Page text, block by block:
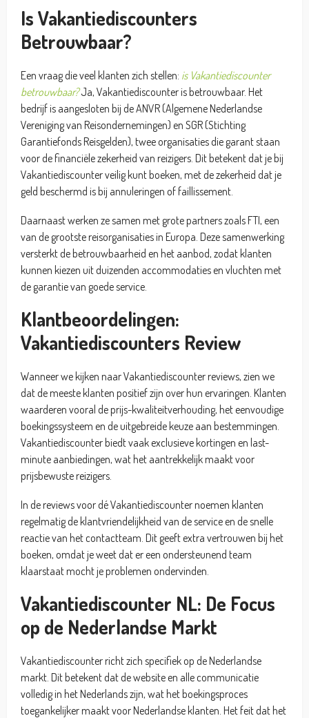
Is Vakantiediscounters
Betrouwbaar?
Een vraag die veel klanten zich stellen: is Vakantiediscounter
betrouwbaar?Ja, Vakantiediscounter is betrouwbaar. Het
bedrijf is aangesloten bij de ANVR (Algemene Nederlandse
Vereniging van Reisondernemingen) en SGR (Stichting
Garantiefonds Reisgelden), twee organisaties die garant staan
voor de financiële zekerheid van reizigers. Dit betekent dat je bij
Vakantiediscounter veilig kunt boeken, met de zekerheid dat je
geld beschermd is bij annuleringen of faillissement.
Daarnaast werken ze samen met grote partners zoals FTI, een
van de grootste reisorganisaties in Europa. Deze samenwerking
versterkt de betrouwbaarheid en het aanbod, zodat klanten
kunnen kiezen uit duizenden accommodaties en vluchten met
de garantie van goede service.
Klantbeoordelingen:
Vakantiediscounters Review
Wanneer we kijken naar Vakantiediscounter reviews, zien we
dat de meeste klanten positief zijn over hun ervaringen. Klanten
waarderen vooral de prijs-kwaliteitverhouding, het eenvoudige
boekingssysteem en de uitgebreide keuze aan bestemmingen.
Vakantiediscounter biedt vaak exclusieve kortingen en last-
minute aanbiedingen, wat het aantrekkelijk maakt voor
prijsbewuste reizigers.
In de reviews voor dé Vakantiediscounter noemen klanten
regelmatig de klantvriendelijkheid van de service en de snelle
reactie van het contactteam. Dit geeft extra vertrouwen bij het
boeken, omdat je weet dat er een ondersteunend team
klaarstaat mocht je problemen ondervinden.
Vakantiediscounter NL: De Focus
op de Nederlandse Markt
Vakantiediscounter richt zich specifiek op de Nederlandse
markt. Dit betekent dat de website en alle communicatie
volledig in het Nederlands zijn, wat het boekingsproces
toegankelijker maakt voor Nederlandse klanten. Het feit dat het